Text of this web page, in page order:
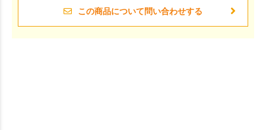
この商品について問い合わせする